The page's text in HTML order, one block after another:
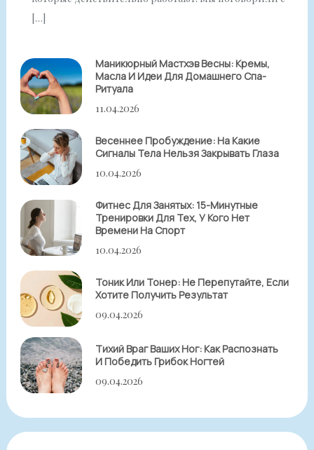
[…]
Маникюрный Мастхэв Весны: Кремы,
Масла И Идеи Для Домашнего Спа-
Ритуала
11.04.2026
Весеннее Пробуждение: На Какие
Сигналы Тела Нельзя Закрывать Глаза
10.04.2026
Фитнес Для Занятых: 15-Минутные
Тренировки Для Тех, У Кого Нет
Времени На Спорт
10.04.2026
Тоник Или Тонер: Не Перепутайте, Если
Хотите Получить Результат
09.04.2026
Тихий Враг Ваших Ног: Как Распознать
И Победить Грибок Ногтей
09.04.2026